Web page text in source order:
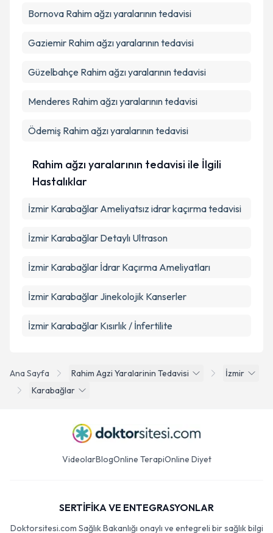
Ana Sayfa Rahim Agzi Yaralarinin Tedavisi
İzmir
Karabağlar
Bornova Rahim ağzı yaralarının tedavisi
Gaziemir Rahim ağzı yaralarının tedavisi
Güzelbahçe Rahim ağzı yaralarının tedavisi
Menderes Rahim ağzı yaralarının tedavisi
Ödemiş Rahim ağzı yaralarının tedavisi
Rahim ağzı yaralarının tedavisi ile İlgili
Hastalıklar
İzmir Karabağlar Ameliyatsız idrar kaçırma tedavisi
İzmir Karabağlar Detaylı Ultrason
İzmir Karabağlar İdrar Kaçırma Ameliyatları
İzmir Karabağlar Jinekolojik Kanserler
İzmir Karabağlar Kısırlık / İnfertilite
VideolarBlogOnline TerapiOnline Diyet
SERTİFİKA VE ENTEGRASYONLAR
Doktorsitesi.com Sağlık Bakanlığı onaylı ve entegreli bir sağlık bilgi